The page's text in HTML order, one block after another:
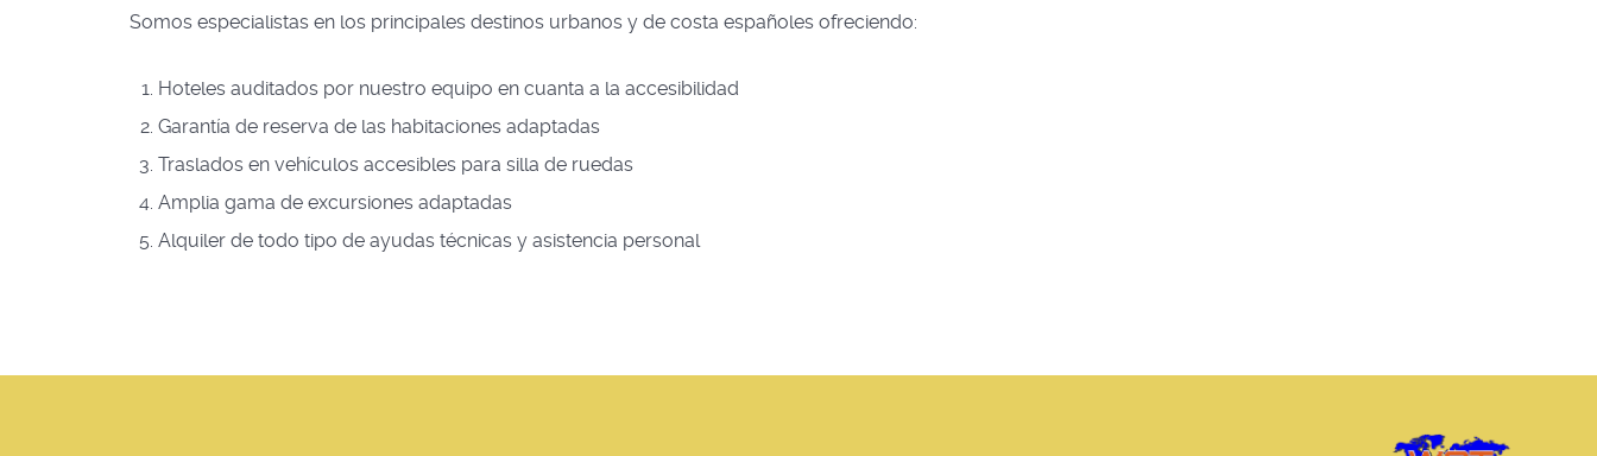
Somos especialistas en los principales destinos urbanos y de costa españoles ofreciendo:
Hoteles auditados por nuestro equipo en cuanta a la accesibilidad
Garantía de reserva de las habitaciones adaptadas
Traslados en vehículos accesibles para silla de ruedas
Amplia gama de excursiones adaptadas
Alquiler de todo tipo de ayudas técnicas y asistencia personal